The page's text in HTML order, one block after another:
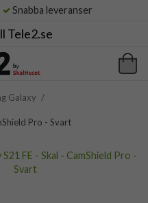
Snabba leveranser
Tele2.se
Galaxy /
Pro - Svart